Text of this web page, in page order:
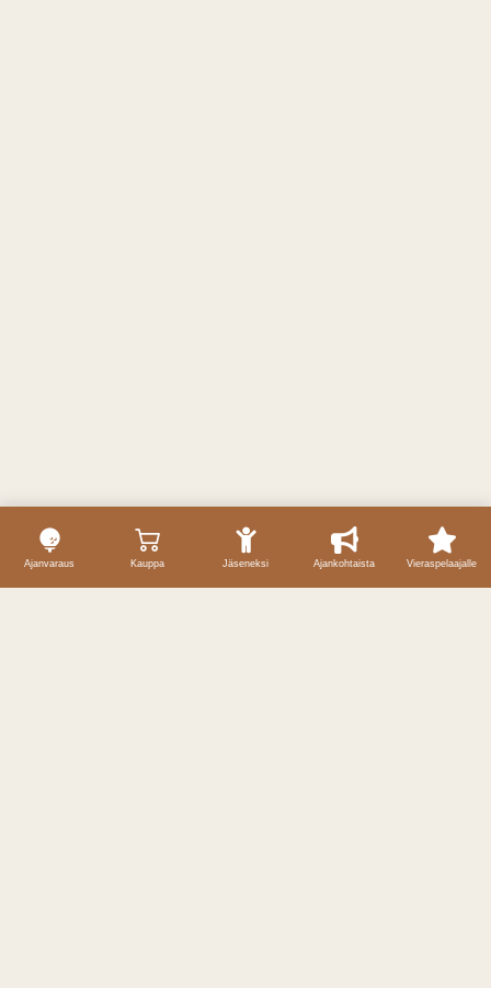
Ajanvaraus Kauppa Jäseneksi Ajankohtaista Vieraspelaajalle